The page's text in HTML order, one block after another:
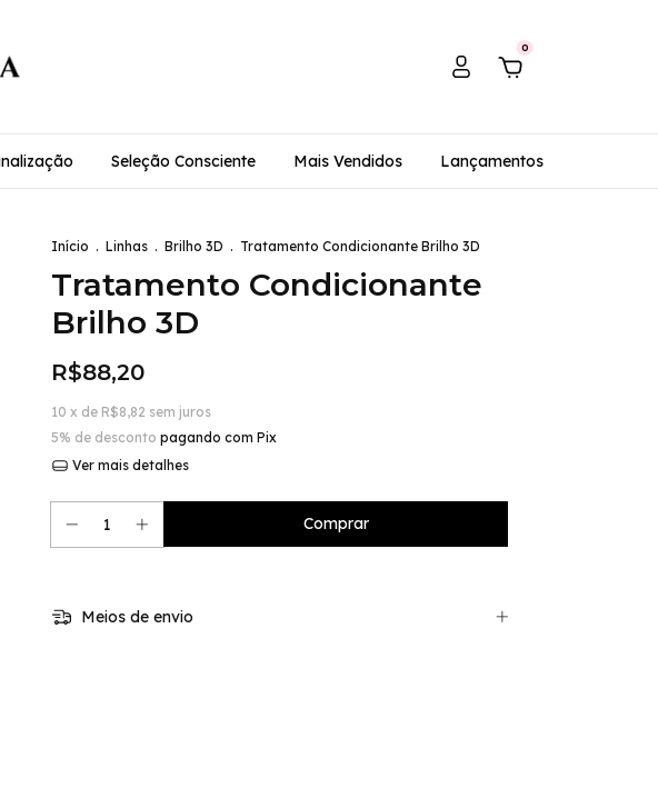
0
Seleção Consciente Mais Vendidos Lançamentos
Início . Linhas . Brilho 3D . Tratamento Condicionante Brilho 3D
Tratamento Condicionante
Brilho 3D
R$88,20
10 x de R$8,82 sem juros
5% de desconto pagando com Pix
Ver mais detalhes
Meios de envio